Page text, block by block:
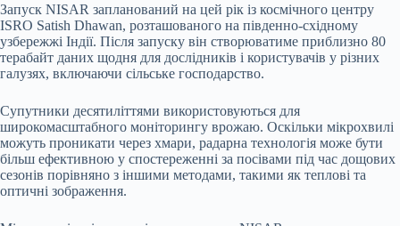
Запуск NISAR запланований на цей рік із космічного центру
ISRO Satish Dhawan, розташованого на південно-східному
узбережжі Індії. Після запуску він створюватиме приблизно 80
терабайт даних щодня для дослідників і користувачів у різних
галузях, включаючи сільське господарство.
Супутники десятиліттями використовуються для
широкомасштабного моніторингу врожаю. Оскільки мікрохвилі
можуть проникати через хмари, радарна технологія може бути
більш ефективною у спостереженні за посівами під час дощових
сезонів порівняно з іншими методами, такими як теплові та
оптичні зображення.